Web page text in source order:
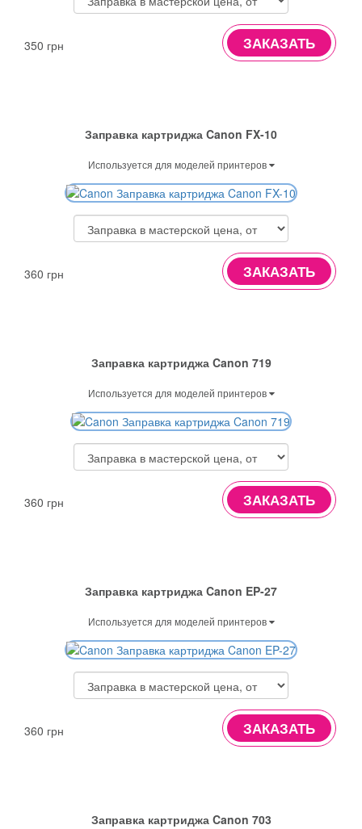
350 грн ЗАКАЗАТЬ
Заправка картриджа Canon FX-10
Используется для моделей принтеров
360 грн ЗАКАЗАТЬ
Заправка картриджа Canon 719
Используется для моделей принтеров
360 грн ЗАКАЗАТЬ
Заправка картриджа Canon EP-27
Используется для моделей принтеров
360 грн ЗАКАЗАТЬ
Заправка картриджа Canon 703